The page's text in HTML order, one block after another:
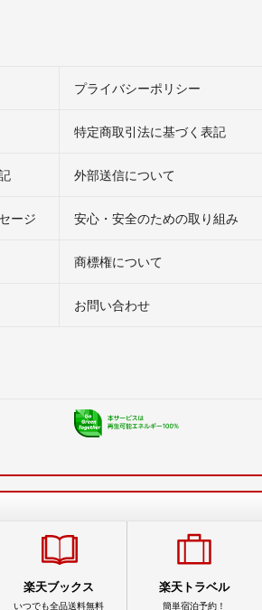
プライバシーポリシー
特定商取引法に基づく表記
外部送信について
ージ 安心・安全のための取り組み
商標権について
お問い合わせ
楽天ブックス
いつでも全品送料無料
楽天トラベル
簡単宿泊予約！